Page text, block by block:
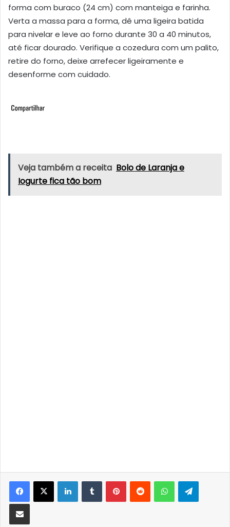
forma com buraco (24 cm) com manteiga e farinha.
Verta a massa para a forma, dê uma ligeira batida
para nivelar e leve ao forno durante 30 a 40 minutos,
até ficar dourado. Verifique a cozedura com um palito,
retire do forno, deixe arrefecer ligeiramente e
desenforme com cuidado.
Veja também a receita Bolo de Laranja e
Iogurte fica tão bom
LinkedInTumblrPinterestReddit WhatsApp
Partilhar Via Email